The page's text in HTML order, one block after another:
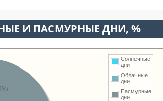
И ПАСМУРНЫЕ ДНИ, %
Солнечные
дни
Облачные
дни
Пасмурные
дни